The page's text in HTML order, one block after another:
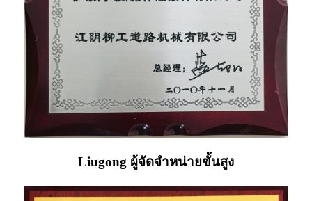
Liugong ผู้จัดจำหน่ายขั้นสูง